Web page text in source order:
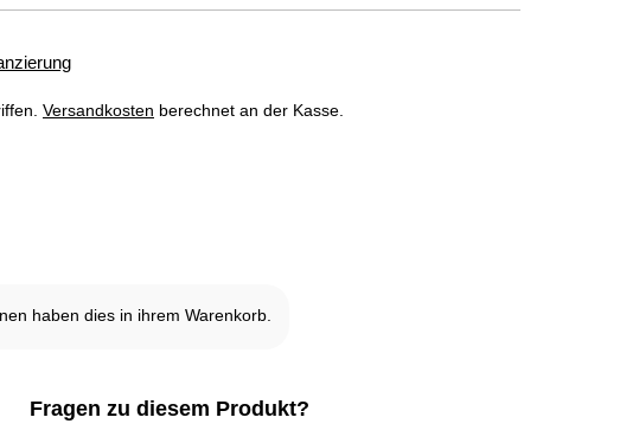
Versandkosten berechnet an der Kasse.
haben dies in ihrem Warenkorb.
Fragen zu diesem Produkt?